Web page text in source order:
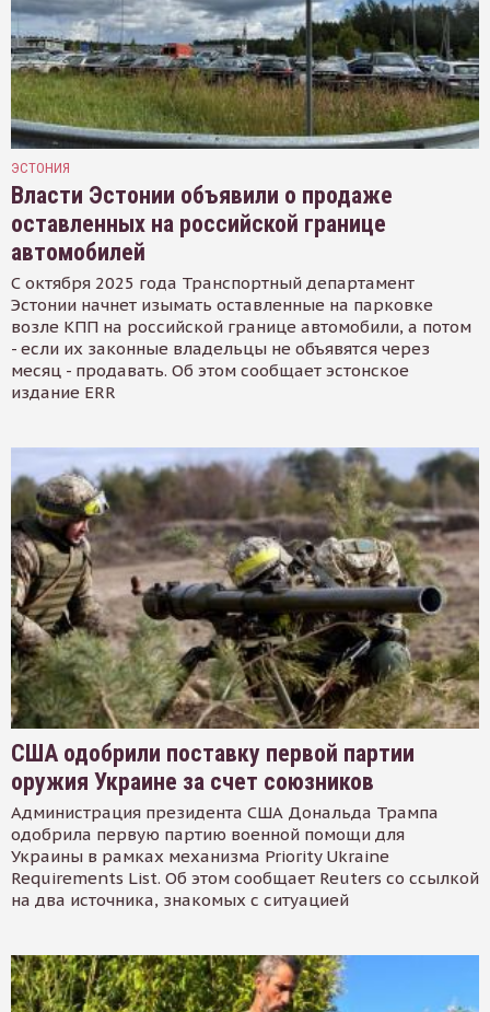
ЭСТОНИЯ
Власти Эстонии объявили о продаже
оставленных на российской границе
автомобилей
С октября 2025 года Транспортный департамент
Эстонии начнет изымать оставленные на парковке
возле КПП на российской границе автомобили, а потом
- если их законные владельцы не объявятся через
месяц - продавать. Об этом сообщает эстонское
издание ERR
США одобрили поставку первой партии
оружия Украине за счет союзников
Администрация президента США Дональда Трампа
одобрила первую партию военной помощи для
Украины в рамках механизма Priority Ukraine
Requirements List. Об этом сообщает Reuters со ссылкой
на два источника, знакомых с ситуацией